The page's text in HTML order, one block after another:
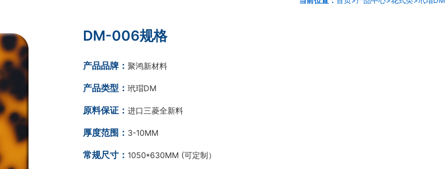
DM-006规格
产品品牌： 聚鸿新材料
产品类型： 玳瑁DM
原料保证： 进口三菱全新料
厚度范围： 3-10MM
常规尺寸： 1050*630MM (可定制）